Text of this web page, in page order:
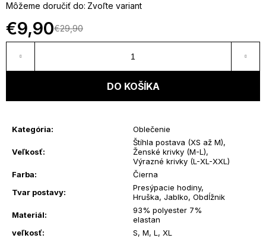
Môžeme doručiť do: Zvoľte variant
€29,90
€9,90
cena:
DO KOŠÍKA
Kategória: Oblečenie
Veľkosť:
Štíhla postava (XS až M),
Ženské krivky (M-L),
Výrazné krivky (L-XL-XXL)
Farba:
Čierna
Tvar postavy:
Presýpacie hodiny,
Hruška, Jablko, Obdĺžnik
Materiál:
93% polyester 7%
elastan
veľkosť:
S, M, L, XL
e
n
á